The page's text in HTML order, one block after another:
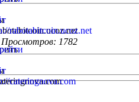
Просмотров: 1782